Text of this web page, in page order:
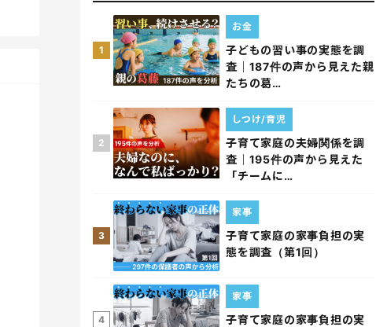
1
子どもの習い事の実態を調
査｜187件の声から見えた親
たちの葛…
お金
2
子育て家庭の夫婦関係を調
査｜195件の声から見えた
「チームに…
しつけ/育児
3
子育て家庭の家事負担の実
態を調査（第1回）
家事
4
子育て家庭の家事負担の実
家事